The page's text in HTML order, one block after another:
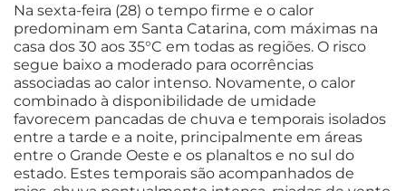
Na sexta-feira (28) o tempo firme e o calor
predominam em Santa Catarina, com máximas na
casa dos 30 aos 35°C em todas as regiões. O risco
segue baixo a moderado para ocorrências
associadas ao calor intenso. Novamente, o calor
combinado à disponibilidade de umidade
favorecem pancadas de chuva e temporais isolados
entre a tarde e a noite, principalmente em áreas
entre o Grande Oeste e os planaltos e no sul do
estado. Estes temporais são acompanhados de